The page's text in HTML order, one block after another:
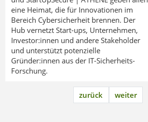
eine Heimat, die für Innovationen im
Bereich Cybersicherheit brennen. Der
Hub vernetzt Start-ups, Unternehmen,
Investor:innen und andere Stakeholder
und unterstützt potenzielle
Gründer:innen aus der IT-Sicherheits-
Forschung.
zurück weiter